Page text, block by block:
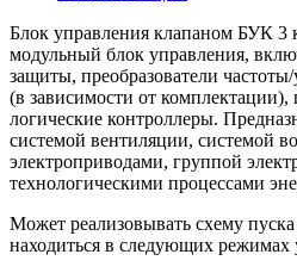
Блок управления клапаном БУК 3
модульный блок управления,
защиты, преобразователи
(в зависимости от
логические контроллеры.
системой вентиляции, системой
электроприводами, группой
технологическими процессами
Может реализовывать схему
находиться в следующих режимах